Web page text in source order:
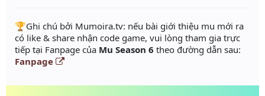
️🏆Ghi chú bởi Mumoira.tv: nếu bài giới thiệu mu mới ra
có like & share nhận code game, vui lòng tham gia trực
tiếp tại Fanpage của Mu Season 6 theo đường dẫn sau:
Fanpage